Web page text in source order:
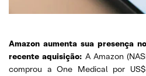
Amazon aumenta sua presença
recente aquisição: A Amazon
comprou a One Medical por